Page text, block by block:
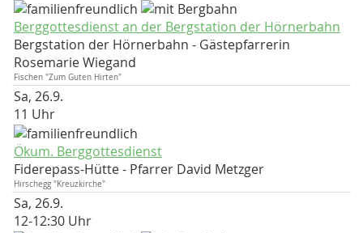
Berggottesdienst an der Bergstation der Hörnerbahn
Bergstation der Hörnerbahn
Gästepfarrerin
Rosemarie Wiegand
Fischen "Zum Guten Hirten"
Sa, 26.9.
11 Uhr
Ökum. Berggottesdienst
Fiderepass-Hütte
Pfarrer David Metzger
Hirschegg "Kreuzkirche"
Sa, 26.9.
12-12:30 Uhr